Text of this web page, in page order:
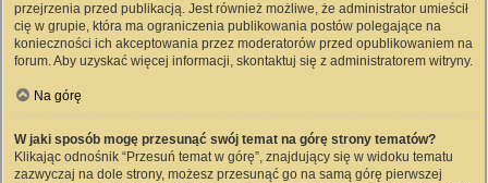
przejrzenia przed publikacją. Jest również możliwe, że administrator umieścił
cię w grupie, która ma ograniczenia publikowania postów polegające na
konieczności ich akceptowania przez moderatorów przed opublikowaniem na
forum. Aby uzyskać więcej informacji, skontaktuj się z administratorem witryny.
Na górę
W jaki sposób mogę przesunąć swój temat na górę strony tematów?
Klikając odnośnik “Przesuń temat w górę”, znajdujący się w widoku tematu
zazwyczaj na dole strony, możesz przesunąć go na samą górę pierwszej